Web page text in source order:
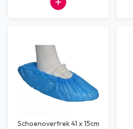
Schoenovertrek 41 x 15cm